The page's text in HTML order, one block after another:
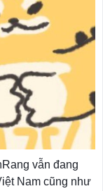
vẫn đang
Nam cũng như